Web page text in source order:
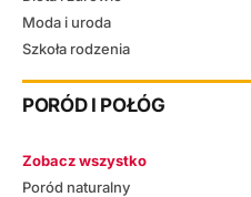
Moda i uroda
Szkoła rodzenia
PORÓD I POŁÓG
Zobacz wszystko
Poród naturalny